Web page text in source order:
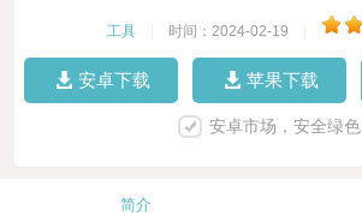
工具 时间：2024-02-19
安卓下载 苹果下载
安卓市场，安全绿色
简介